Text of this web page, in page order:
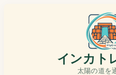
インカト
太陽の道を